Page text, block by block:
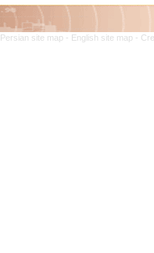
Persian site map - English site map -